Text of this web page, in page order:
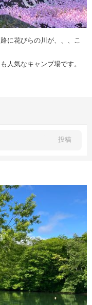
に花びらの川が、、、こ
人気なキャンプ場です。
投稿